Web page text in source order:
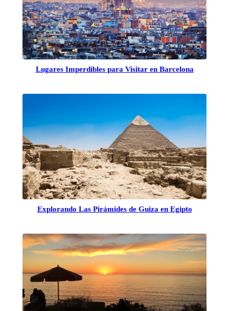
Lugares Imperdibles para Visitar en Barcelona
Explorando Las Pirámides de Guiza en Egipto